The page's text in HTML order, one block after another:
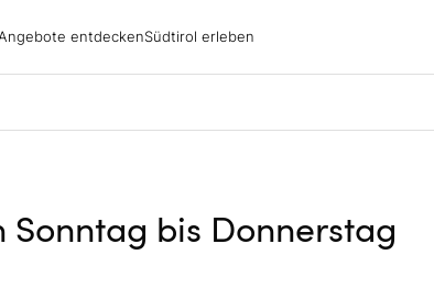
Spirit
entdecken
entdecken Südtirol erleben
Urlaubsgebiete
Sonntag bis Donnerstag